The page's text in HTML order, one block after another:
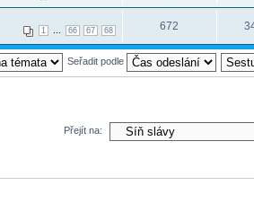
1 66 67 68 672
Seřadit podle
Přejít na: